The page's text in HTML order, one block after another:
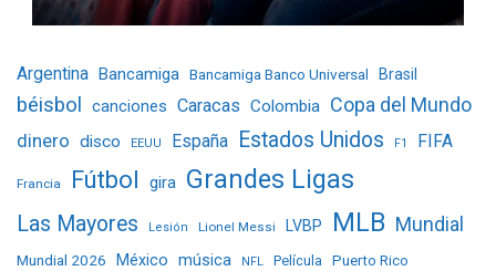
Argentina Bancamiga Bancamiga Banco Universal Brasil
béisbol canciones Caracas Colombia Copa del Mundo
dinero disco EEUU España Estados Unidos F1 FIFA
Francia Fútbol gira Grandes Ligas
Las Mayores Lesión Lionel Messi LVBP MLB Mundial
Mundial 2026 México música NFL Película Puerto Rico